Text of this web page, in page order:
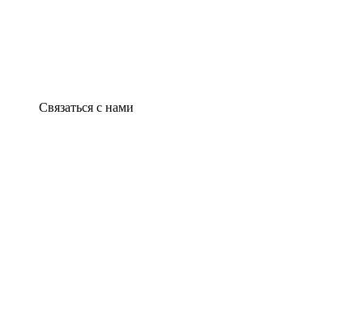
Связаться с нами